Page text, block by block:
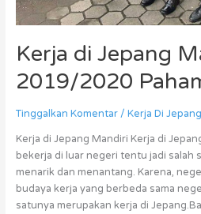
Kerja di Jepang
2019/2020
Tinggalkan Komentar / Kerja Di Jepang
Kerja di Jepang Mandiri Kerja di
bekerja di luar negeri tentu jadi salah
menarik dan menantang. Karena,
budaya kerja yang berbeda sama
satunya merupakan kerja di